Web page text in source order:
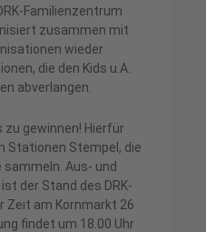
Familienzentrum
zusammen mit
wieder
die den Kids u.A.
abverlangen.
gewinnen! Hierfür
Stationen Stempel, die
Aus- und
der Stand des DRK-
Zeit am Kornmarkt 26
findet um 18.00 Uhr